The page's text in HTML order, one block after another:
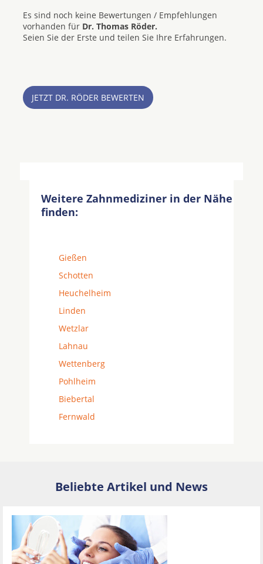
Es sind noch keine Bewertungen / Empfehlungen
vorhanden für Dr. Thomas Röder.
Seien Sie der Erste und teilen Sie Ihre Erfahrungen.
JETZT DR. RÖDER BEWERTEN
Weitere Zahnmediziner in der Nähe
finden:
Gießen
Schotten
Heuchelheim
Linden
Wetzlar
Lahnau
Wettenberg
Pohlheim
Biebertal
Fernwald
Beliebte Artikel und News